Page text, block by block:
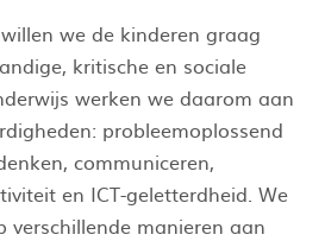
we de kinderen graag
kritische en sociale
werken we daarom aan
probleemoplossend
communiceren,
en ICT-geletterdheid. We
verschillende manieren aan